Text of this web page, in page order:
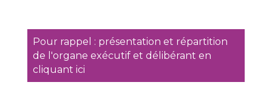
Pour rappel : présentation et répartition
de l'organe exécutif et délibérant en
cliquant ici